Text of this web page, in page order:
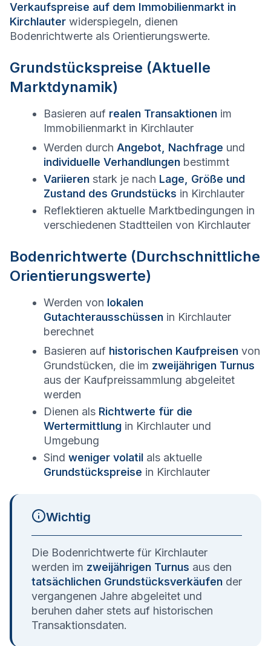
Verkaufspreise auf dem Immobilienmarkt in
Kirchlauter widerspiegeln, dienen
Bodenrichtwerte als Orientierungswerte.
Grundstückspreise (Aktuelle
Marktdynamik)
Basieren auf realen Transaktionen im
Immobilienmarkt in Kirchlauter
Werden durch Angebot, Nachfrage und
individuelle Verhandlungen bestimmt
Variieren stark je nach Lage, Größe und
Zustand des Grundstücks in Kirchlauter
Reflektieren aktuelle Marktbedingungen in
verschiedenen Stadtteilen von Kirchlauter
Bodenrichtwerte (Durchschnittliche
Orientierungswerte)
Werden von lokalen
Gutachterausschüssen in Kirchlauter
berechnet
Basieren auf historischen Kaufpreisen von
Grundstücken, die im zweijährigen Turnus
aus der Kaufpreissammlung abgeleitet
werden
Dienen als Richtwerte für die
Wertermittlung in Kirchlauter und
Umgebung
Sind weniger volatil als aktuelle
Grundstückspreise in Kirchlauter
Wichtig
Die Bodenrichtwerte für Kirchlauter
werden im zweijährigen Turnus aus den
tatsächlichen Grundstücksverkäufen der
vergangenen Jahre abgeleitet und
beruhen daher stets auf historischen
Transaktionsdaten.